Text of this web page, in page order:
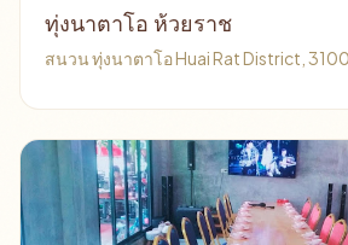
ทุ่งนาตาโอ ห้วยราช
สนวน ทุ่งนาตาโอ Huai Rat District,